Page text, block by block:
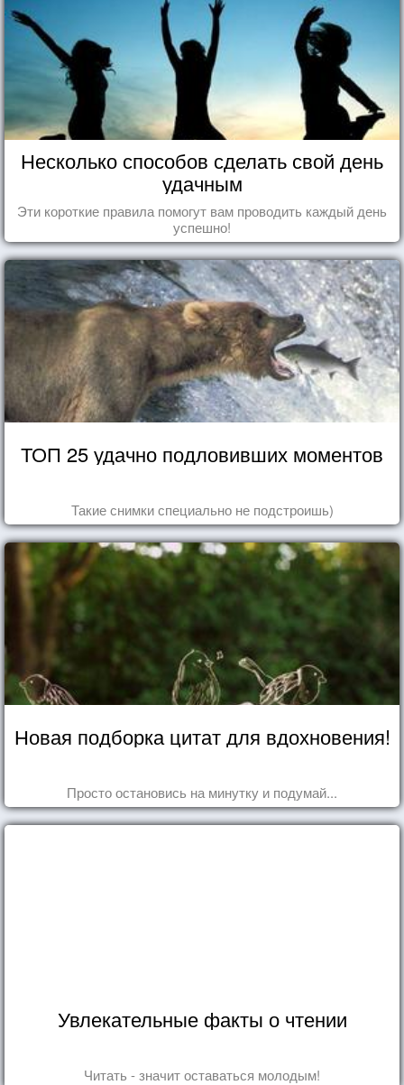
Несколько способов сделать свой день
удачным
Эти короткие правила помогут вам проводить каждый день
успешно!
ТОП 25 удачно подловивших моментов
Такие снимки специально не подстроишь)
Новая подборка цитат для вдохновения!
Просто остановись на минутку и подумай...
Увлекательные факты о чтении
Читать - значит оставаться молодым!